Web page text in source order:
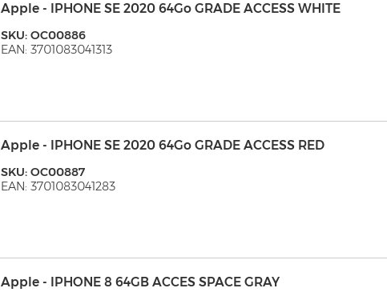
Apple - IPHONE SE 2020 64Go GRADE ACCESS WHITE
SKU: OC00886
EAN: 3701083041313
Apple - IPHONE SE 2020 64Go GRADE ACCESS RED
SKU: OC00887
EAN: 3701083041283
Apple - IPHONE 8 64GB ACCES SPACE GRAY